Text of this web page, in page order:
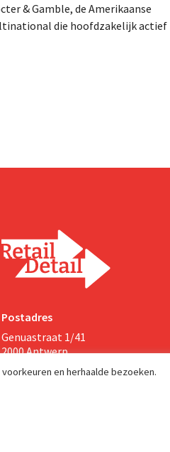
& Gamble, de Amerikaanse
die hoofdzakelijk actief
Postadres
Genuastraat 1/41
2000 Antwerp
en herhaalde bezoeken.